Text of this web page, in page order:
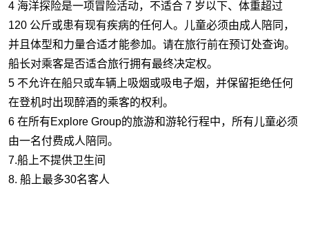
4 海洋探险是一项冒险活动，不适合 7 岁以下、体重超过
120 公斤或患有现有疾病的任何人。儿童必须由成人陪同，
并且体型和力量合适才能参加。请在旅行前在预订处查询。
船长对乘客是否适合旅行拥有最终决定权。
5 不允许在船只或车辆上吸烟或吸电子烟，并保留拒绝任何
在登机时出现醉酒的乘客的权利。
6 在所有Explore Group的旅游和游轮行程中，所有儿童必须
由一名付费成人陪同。
7.船上不提供卫生间
8. 船上最多30名客人